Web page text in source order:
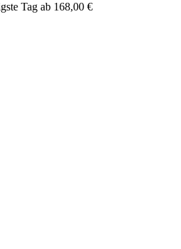
Tag ab 168,00 €